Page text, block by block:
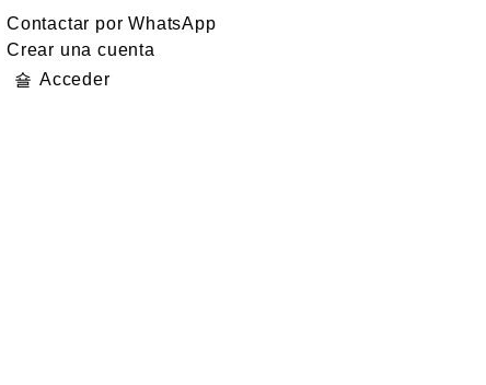
Contactar por WhatsApp
Crear una cuenta
Acceder